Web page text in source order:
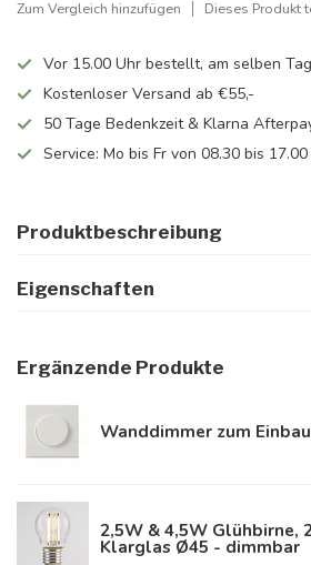
Zum Vergleich hinzufügen Dieses Produkt
Vor 15.00 Uhr bestellt, am selben
Kostenloser Versand ab €55,-
50 Tage Bedenkzeit & Klarna
Service: Mo bis Fr von 08.30 bis
Produktbeschreibung
Eigenschaften
Ergänzende Produkte
Wanddimmer zum
2,5W & 4,5W Glühbirne,
Klarglas Ø45 - dimmbar